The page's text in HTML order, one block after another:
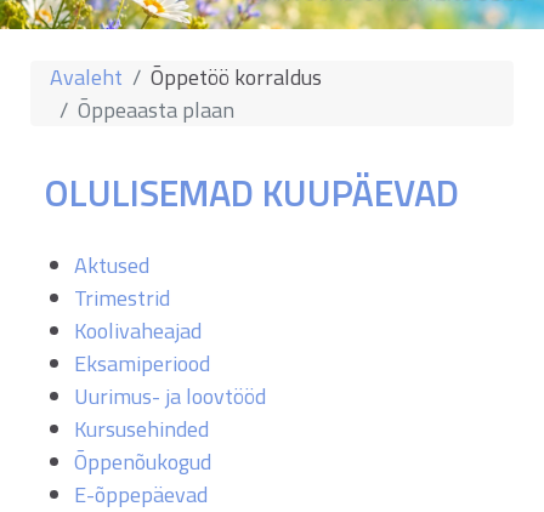
Avaleht
Õppetöö korraldus
Õppeaasta plaan
OLULISEMAD KUUPÄEVAD
Aktused
Trimestrid
Koolivaheajad
Eksamiperiood
Uurimus- ja loovtööd
Kursusehinded
Õppenõukogud
E-õppepäevad